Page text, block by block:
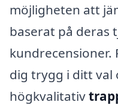
möjligheten att
baserat på deras
kundrecensioner.
dig trygg i ditt val
högkvalitativ